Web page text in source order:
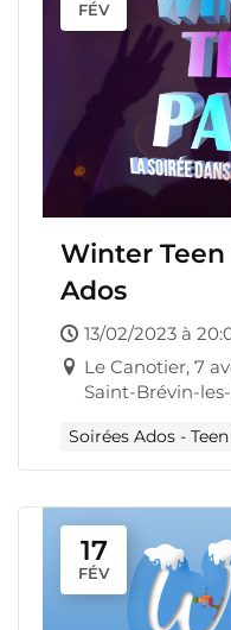
FÉV
Winter Teen
Ados
13/02/2023 à
Le Canotier, 7
Saint-Brévin-
Soirées Ados -
17
FÉV